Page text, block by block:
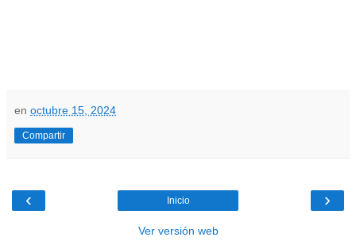
en octubre 15, 2024
Compartir
‹ ›
Inicio
Ver versión web